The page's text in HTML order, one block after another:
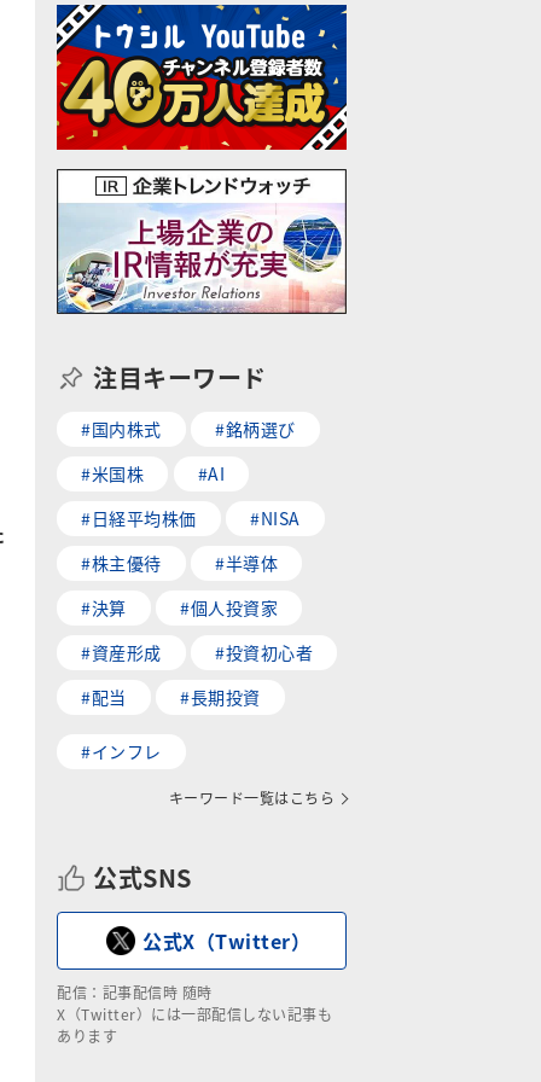
注目キーワード
#国内株式
#銘柄選び
#米国株
#AI
#日経平均株価
#NISA
#株主優待
#半導体
#決算
#個人投資家
#資産形成
#投資初心者
#配当
#長期投資
#インフレ
キーワード一覧はこちら
公式SNS
公式X（Twitter）
配信：記事配信時 随時
X（Twitter）には一部配信しない記事も
あります